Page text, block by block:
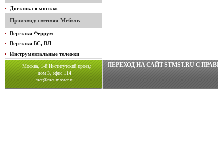
Доставка и монтаж
Производственная Мебель
Верстаки Феррум
Верстаки ВС, ВЛ
Инструментальные тележки
Москва, 1-й Институтский проезд
дом 3, офис 114
met@met-master.ru
ПЕРЕХОД НА САЙТ STMST.RU C